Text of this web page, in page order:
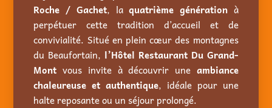
Roche / Gachet, laquatrième générationà
perpétuer cette tradition d’accueil et de
convivialité. Situé en plein cœur des montagnes
du Beaufortain, l’Hôtel Restaurant Du Grand-
Mont vous invite à découvrir une ambiance
chaleureuse et authentique, idéale pour une
halte reposante ou un séjour prolongé.